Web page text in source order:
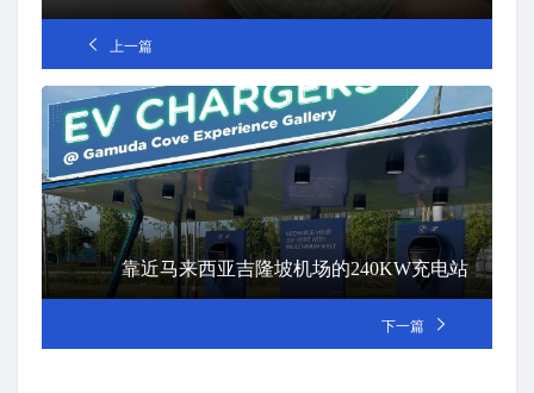
上一篇
靠近马来西亚吉隆坡机场的240KW充电站
下一篇